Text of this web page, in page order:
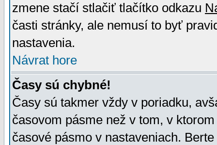
zmene stačí stlačiť tlačítko odkazu
časti stránky, ale nemusí to byť
nastavenia.
Návrat hore
Časy sú chybné!
Časy sú takmer vždy v poriadku,
časovom pásme než v tom, v
časové pásmo v nastaveniach.